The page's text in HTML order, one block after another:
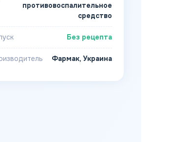
противовоспалительное
средство
Без рецепта
Фармак, Украина